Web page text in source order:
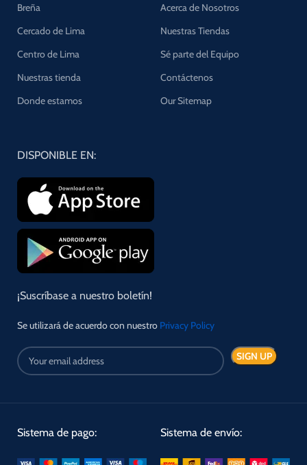
Breña
Cercado de Lima
Centro de Lima
Nuestras tienda
Donde estamos
Acerca de Nosotros
Nuestras Tiendas
Sé parte del Equipo
Contáctenos
Our Sitemap
DISPONIBLE EN:
¡Suscríbase a nuestro boletín!
Se utilizará de acuerdo con nuestro Privacy Policy
Sistema de pago: Sistema de envío: